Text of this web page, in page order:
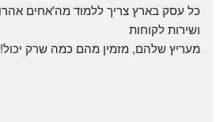
ושירות לקוחות
מעריץ שלהם, מזמין מהם כמה שרק יכול!